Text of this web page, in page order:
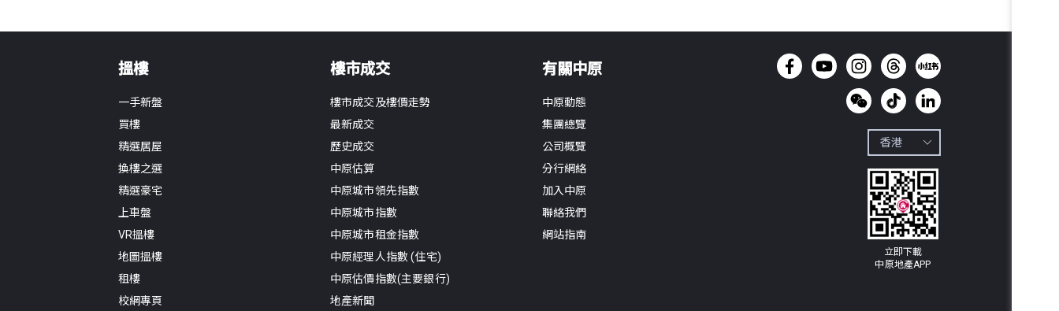
搵樓
一手新盤
買樓
精選居屋
換樓之選
精選豪宅
上車盤
VR搵樓
地圖搵樓
租樓
校網專頁
樓市成交
樓市成交及樓價走勢
最新成交
歷史成交
中原估算
中原城市領先指數
中原城市指數
中原城市租金指數
中原經理人指數 (住宅)
中原估價指數(主要銀行)
地產新聞
有關中原
中原動態
集團總覽
公司概覽
分行網絡
加入中原
聯絡我們
網站指南
立即下載
中原地產APP